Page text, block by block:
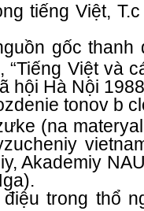
tiếng Việt,
gốc
“Tiếng Việt và
hội Hà Nội
tonov b
(na
Akademiy
trong thổ